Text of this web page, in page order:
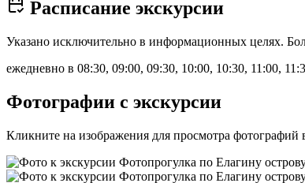
Расписание экскурсии
Указано исключительно в информационных целях.
ежедневно в 08:30, 09:00, 09:30, 10:00, 10:30, 11:00,
Фотографии с экскурсии
Кликните на изображения для просмотра фотографий